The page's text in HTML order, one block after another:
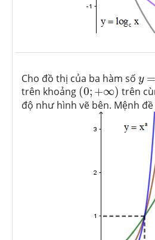
Cho đồ thị của ba hàm số y =
trên khoảng (0; +∞)
(0;+∞)
trên
độ như hình vẽ bên. Mệnh